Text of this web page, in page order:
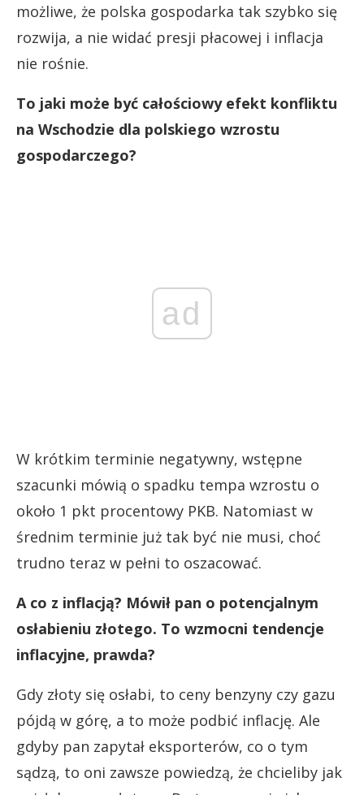
możliwe, że polska gospodarka tak szybko się
rozwija, a nie widać presji płacowej i inflacja
nie rośnie.
To jaki może być całościowy efekt konfliktu
na Wschodzie dla polskiego wzrostu
gospodarczego?
ad
W krótkim terminie negatywny, wstępne
szacunki mówią o spadku tempa wzrostu o
około 1 pkt procentowy PKB. Natomiast w
średnim terminie już tak być nie musi, choć
trudno teraz w pełni to oszacować.
A co z inflacją? Mówił pan o potencjalnym
osłabieniu złotego. To wzmocni tendencje
inflacyjne, prawda?
Gdy złoty się osłabi, to ceny benzyny czy gazu
pójdą w górę, a to może podbić inflację. Ale
gdyby pan zapytał eksporterów, co o tym
sądzą, to oni zawsze powiedzą, że chcieliby jak